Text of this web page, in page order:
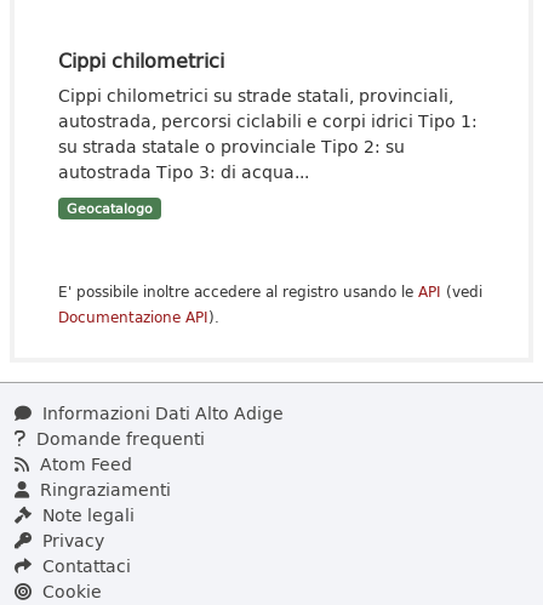
Cippi chilometrici
Cippi chilometrici su strade statali, provinciali,
autostrada, percorsi ciclabili e corpi idrici Tipo 1:
su strada statale o provinciale Tipo 2: su
autostrada Tipo 3: di acqua...
Geocatalogo
E' possibile inoltre accedere al registro usando le API (vedi
Documentazione API).
Informazioni Dati Alto Adige
Domande frequenti
Atom Feed
Ringraziamenti
Note legali
Privacy
Contattaci
Cookie